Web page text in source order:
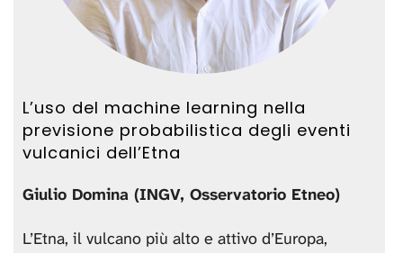
L’uso del machine learning nella
previsione probabilistica degli eventi
vulcanici dell’Etna
Giulio Domina (INGV, Osservatorio Etneo)
L’Etna, il vulcano più alto e attivo d’Europa,